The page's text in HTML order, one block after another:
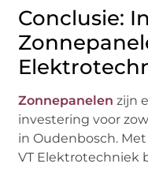
Conclusie:
Zonnepanelen zijn
investering voor
in Oudenbosch.
VT Elektrotechniek